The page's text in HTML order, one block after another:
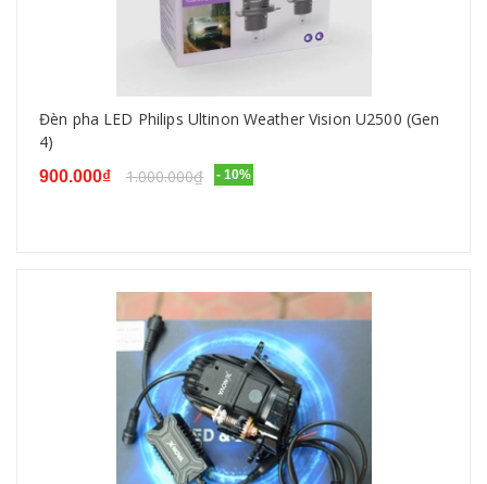
Đèn pha LED Philips Ultinon Weather Vision U2500 (Gen
4)
900.000₫ 1.000.000₫ - 10%